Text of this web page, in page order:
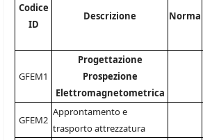
Codice
ID
Descrizione Norma
GFEM1
Progettazione
Prospezione
Elettromagnetometrica
GFEM2
Approntamento e
trasporto attrezzatura